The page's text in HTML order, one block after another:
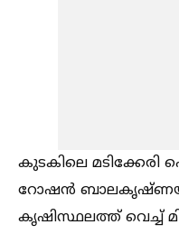
കുടകിലെ മടിക്കേരി
റോഷൻ
കൃഷിസ്ഥലത്ത് വെച്ച്‌